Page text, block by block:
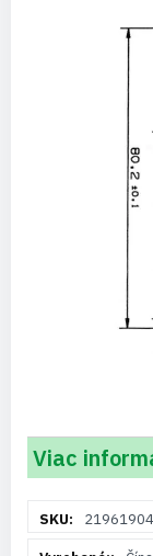
Viac
informácií